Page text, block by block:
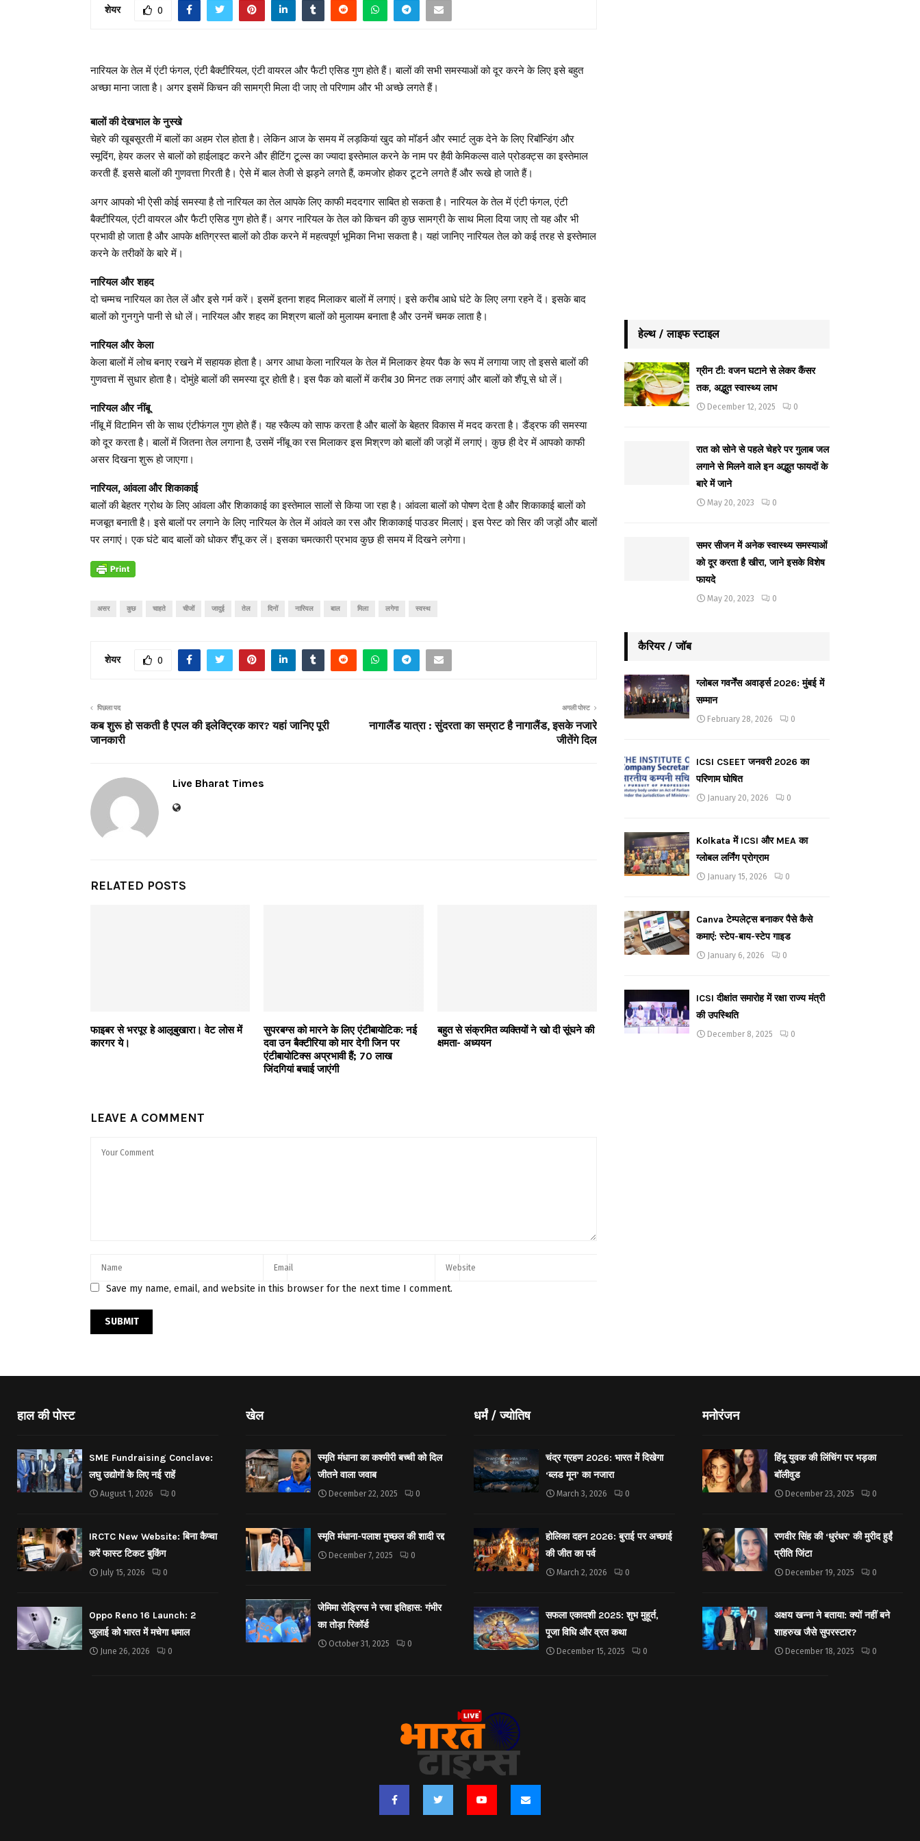
शेयर 0
नारियल के तेल में एंटी फंगल, एंटी बैक्टीरियल, एंटी वायरल और फैटी एसिड गुण होते हैं। बालों की सभी समस्याओं को दूर करने के लिए इसे बहुत
अच्छा माना जाता है। अगर इसमें किचन की सामग्री मिला दी जाए तो परिणाम और भी अच्छे लगते हैं।
बालों की देखभाल के नुस्खे
चेहरे की खूबसूरती में बालों का अहम रोल होता है। लेकिन आज के समय में लड़कियां खुद को मॉडर्न और स्मार्ट लुक देने के लिए रिबॉन्डिंग और
स्मूदिंग, हेयर कलर से बालों को हाईलाइट करने और हीटिंग टूल्स का ज्यादा इस्तेमाल करने के नाम पर हैवी केमिकल्स वाले प्रोडक्ट्स का इस्तेमाल
करती हैं. इससे बालों की गुणवत्ता गिरती है। ऐसे में बाल तेजी से झड़ने लगते हैं, कमजोर होकर टूटने लगते हैं और रूखे हो जाते हैं।
अगर आपको भी ऐसी कोई समस्या है तो नारियल का तेल आपके लिए काफी मददगार साबित हो सकता है। नारियल के तेल में एंटी फंगल, एंटी
बैक्टीरियल, एंटी वायरल और फैटी एसिड गुण होते हैं। अगर नारियल के तेल को किचन की कुछ सामग्री के साथ मिला दिया जाए तो यह और भी
प्रभावी हो जाता है और आपके क्षतिग्रस्त बालों को ठीक करने में महत्वपूर्ण भूमिका निभा सकता है। यहां जानिए नारियल तेल को कई तरह से इस्तेमाल
करने के तरीकों के बारे में।
नारियल और शहद
दो चम्मच नारियल का तेल लें और इसे गर्म करें। इसमें इतना शहद मिलाकर बालों में लगाएं। इसे करीब आधे घंटे के लिए लगा रहने दें। इसके बाद
बालों को गुनगुने पानी से धो लें। नारियल और शहद का मिश्रण बालों को मुलायम बनाता है और उनमें चमक लाता है।
नारियल और केला
केला बालों में लोच बनाए रखने में सहायक होता है। अगर आधा केला नारियल के तेल में मिलाकर हेयर पैक के रूप में लगाया जाए तो इससे बालों की
गुणवत्ता में सुधार होता है। दोमुंहे बालों की समस्या दूर होती है। इस पैक को बालों में करीब 30 मिनट तक लगाएं और बालों को शैंपू से धो लें।
नारियल और नींबू
नींबू में विटामिन सी के साथ एंटीफंगल गुण होते हैं। यह स्कैल्प को साफ करता है और बालों के बेहतर विकास में मदद करता है। डैंड्रफ की समस्या
को दूर करता है। बालों में जितना तेल लगाना है, उसमें नींबू का रस मिलाकर इस मिश्रण को बालों की जड़ों में लगाएं। कुछ ही देर में आपको काफी
असर दिखना शुरू हो जाएगा।
नारियल, आंवला और शिकाकाई
बालों की बेहतर ग्रोथ के लिए आंवला और शिकाकाई का इस्तेमाल सालों से किया जा रहा है। आंवला बालों को पोषण देता है और शिकाकाई बालों को
मजबूत बनाती है। इसे बालों पर लगाने के लिए नारियल के तेल में आंवले का रस और शिकाकाई पाउडर मिलाएं। इस पेस्ट को सिर की जड़ों और बालों
पर लगाएं। एक घंटे बाद बालों को धोकर शैंपू कर लें। इसका चमत्कारी प्रभाव कुछ ही समय में दिखने लगेगा।
असर कुछ चाहते चीजों जादुई तेल दिनों नारियल बाल मिला लगेगा स्वस्थ
शेयर 0
पिछला पद
कब शुरू हो सकती है एपल की इलेक्ट्रिक कार? यहां जानिए पूरी
जानकारी
अगली पोस्ट
नागालैंड यात्रा : सुंदरता का सम्राट है नागालैंड, इसके नजारे
जीतेंगे दिल
Live Bharat Times
RELATED POSTS
फाइबर से भरपूर हे आलूबुखारा। वेट लोस में
कारगर ये।
सुपरबग्स को मारने के लिए एंटीबायोटिक: नई
दवा उन बैक्टीरिया को मार देगी जिन पर
एंटीबायोटिक्स अप्रभावी हैं; 70 लाख
जिंदगियां बचाई जाएंगी
बहुत से संक्रमित व्यक्तियों ने खो दी सूंघने की
क्षमता- अध्ययन
LEAVE A COMMENT
Save my name, email, and website in this browser for the next time I comment.
हेल्थ / लाइफ स्टाइल
ग्रीन टी: वजन घटाने से लेकर कैंसर
तक, अद्भुत स्वास्थ्य लाभ
December 12, 2025 0
रात को सोने से पहले चेहरे पर गुलाब जल
लगाने से मिलने वाले इन अद्भुत फायदों के
बारे में जाने
May 20, 2023 0
समर सीजन में अनेक स्वास्थ्य समस्याओं
को दूर करता है खीरा, जाने इसके विशेष
फायदे
May 20, 2023 0
कैरियर / जॉब
ग्लोबल गवर्नेंस अवार्ड्स 2026: मुंबई में
सम्मान
February 28, 2026 0
ICSI CSEET जनवरी 2026 का
परिणाम घोषित
January 20, 2026 0
Kolkata में ICSI और MEA का
ग्लोबल लर्निंग प्रोग्राम
January 15, 2026 0
Canva टेम्पलेट्स बनाकर पैसे कैसे
कमाएं: स्टेप-बाय-स्टेप गाइड
January 6, 2026 0
ICSI दीक्षांत समारोह में रक्षा राज्य मंत्री
की उपस्थिति
December 8, 2025 0
हाल की पोस्ट
SME Fundraising Conclave:
लघु उद्योगों के लिए नई राहें
August 1, 2026 0
IRCTC New Website: बिना कैप्चा
करें फास्ट टिकट बुकिंग
July 15, 2026 0
Oppo Reno 16 Launch: 2
जुलाई को भारत में मचेगा धमाल
June 26, 2026 0
खेल
स्मृति मंधाना का कश्मीरी बच्ची को दिल
जीतने वाला जवाब
December 22, 2025 0
स्मृति मंधाना-पलाश मुच्छल की शादी रद्द
December 7, 2025 0
जेमिमा रोड्रिग्स ने रचा इतिहास: गंभीर
का तोड़ा रिकॉर्ड
October 31, 2025 0
धर्मं / ज्योतिष
चंद्र ग्रहण 2026: भारत में दिखेगा
‘ब्लड मून’ का नजारा
March 3, 2026 0
होलिका दहन 2026: बुराई पर अच्छाई
की जीत का पर्व
March 2, 2026 0
सफला एकादशी 2025: शुभ मुहूर्त,
पूजा विधि और व्रत कथा
December 15, 2025 0
मनोरंजन
हिंदू युवक की लिंचिंग पर भड़का
बॉलीवुड
December 23, 2025 0
रणवीर सिंह की ‘धुरंधर’ की मुरीद हुईं
प्रीति जिंटा
December 19, 2025 0
अक्षय खन्ना ने बताया: क्यों नहीं बने
शाहरुख जैसे सुपरस्टार?
December 18, 2025 0